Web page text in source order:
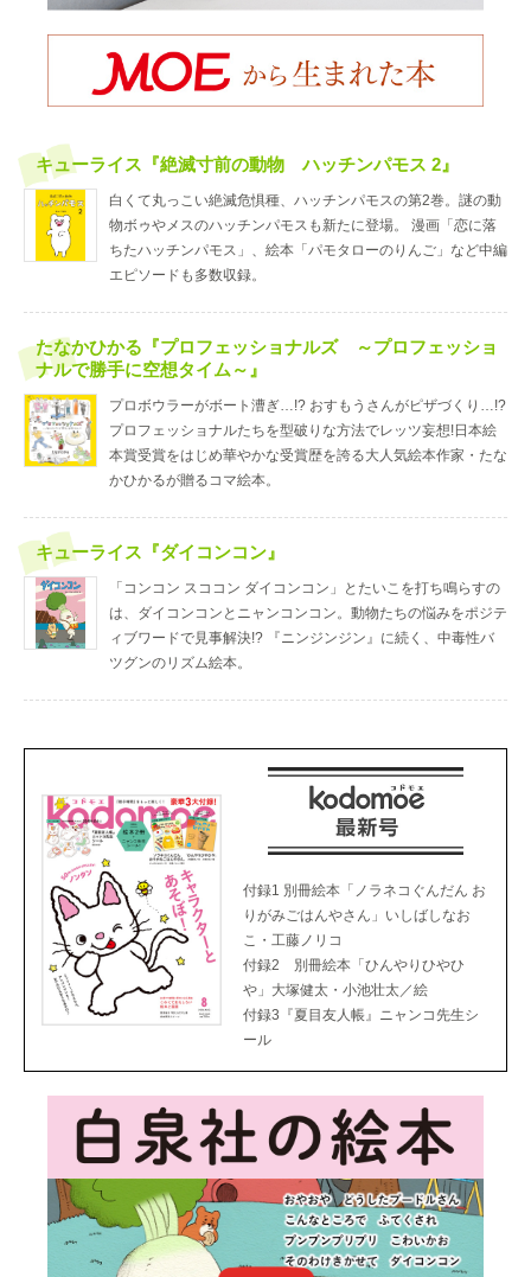
キューライス『絶滅寸前の動物 ハッチンパモス 2』
白くて丸っこい絶滅危惧種、ハッチンパモスの第2巻。謎の動
物ボゥやメスのハッチンパモスも新たに登場。 漫画「恋に落
ちたハッチンパモス」、絵本「パモタローのりんご」など中編
エピソードも多数収録。
たなかひかる『プロフェッショナルズ ～プロフェッショ
ナルで勝手に空想タイム～』
プロボウラーがボート漕ぎ…!? おすもうさんがピザづくり…!?
プロフェッショナルたちを型破りな方法でレッツ妄想!日本絵
本賞受賞をはじめ華やかな受賞歴を誇る大人気絵本作家・たな
かひかるが贈るコマ絵本。
キューライス『ダイコンコン』
「コンコン スココン ダイコンコン」とたいこを打ち鳴らすの
は、ダイコンコンとニャンコンコン。動物たちの悩みをポジテ
ィブワードで見事解決!? 『ニンジンジン』に続く、中毒性バ
ツグンのリズム絵本。
付録1 別冊絵本「ノラネコぐんだん お
りがみごはんやさん」いしばしなお
こ・工藤ノリコ
付録2 別冊絵本「ひんやりひやひ
や」大塚健太・小池壮太／絵
付録3『夏目友人帳』ニャンコ先生シ
ール